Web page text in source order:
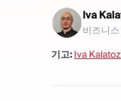
Iva
비즈니
기고: Iva